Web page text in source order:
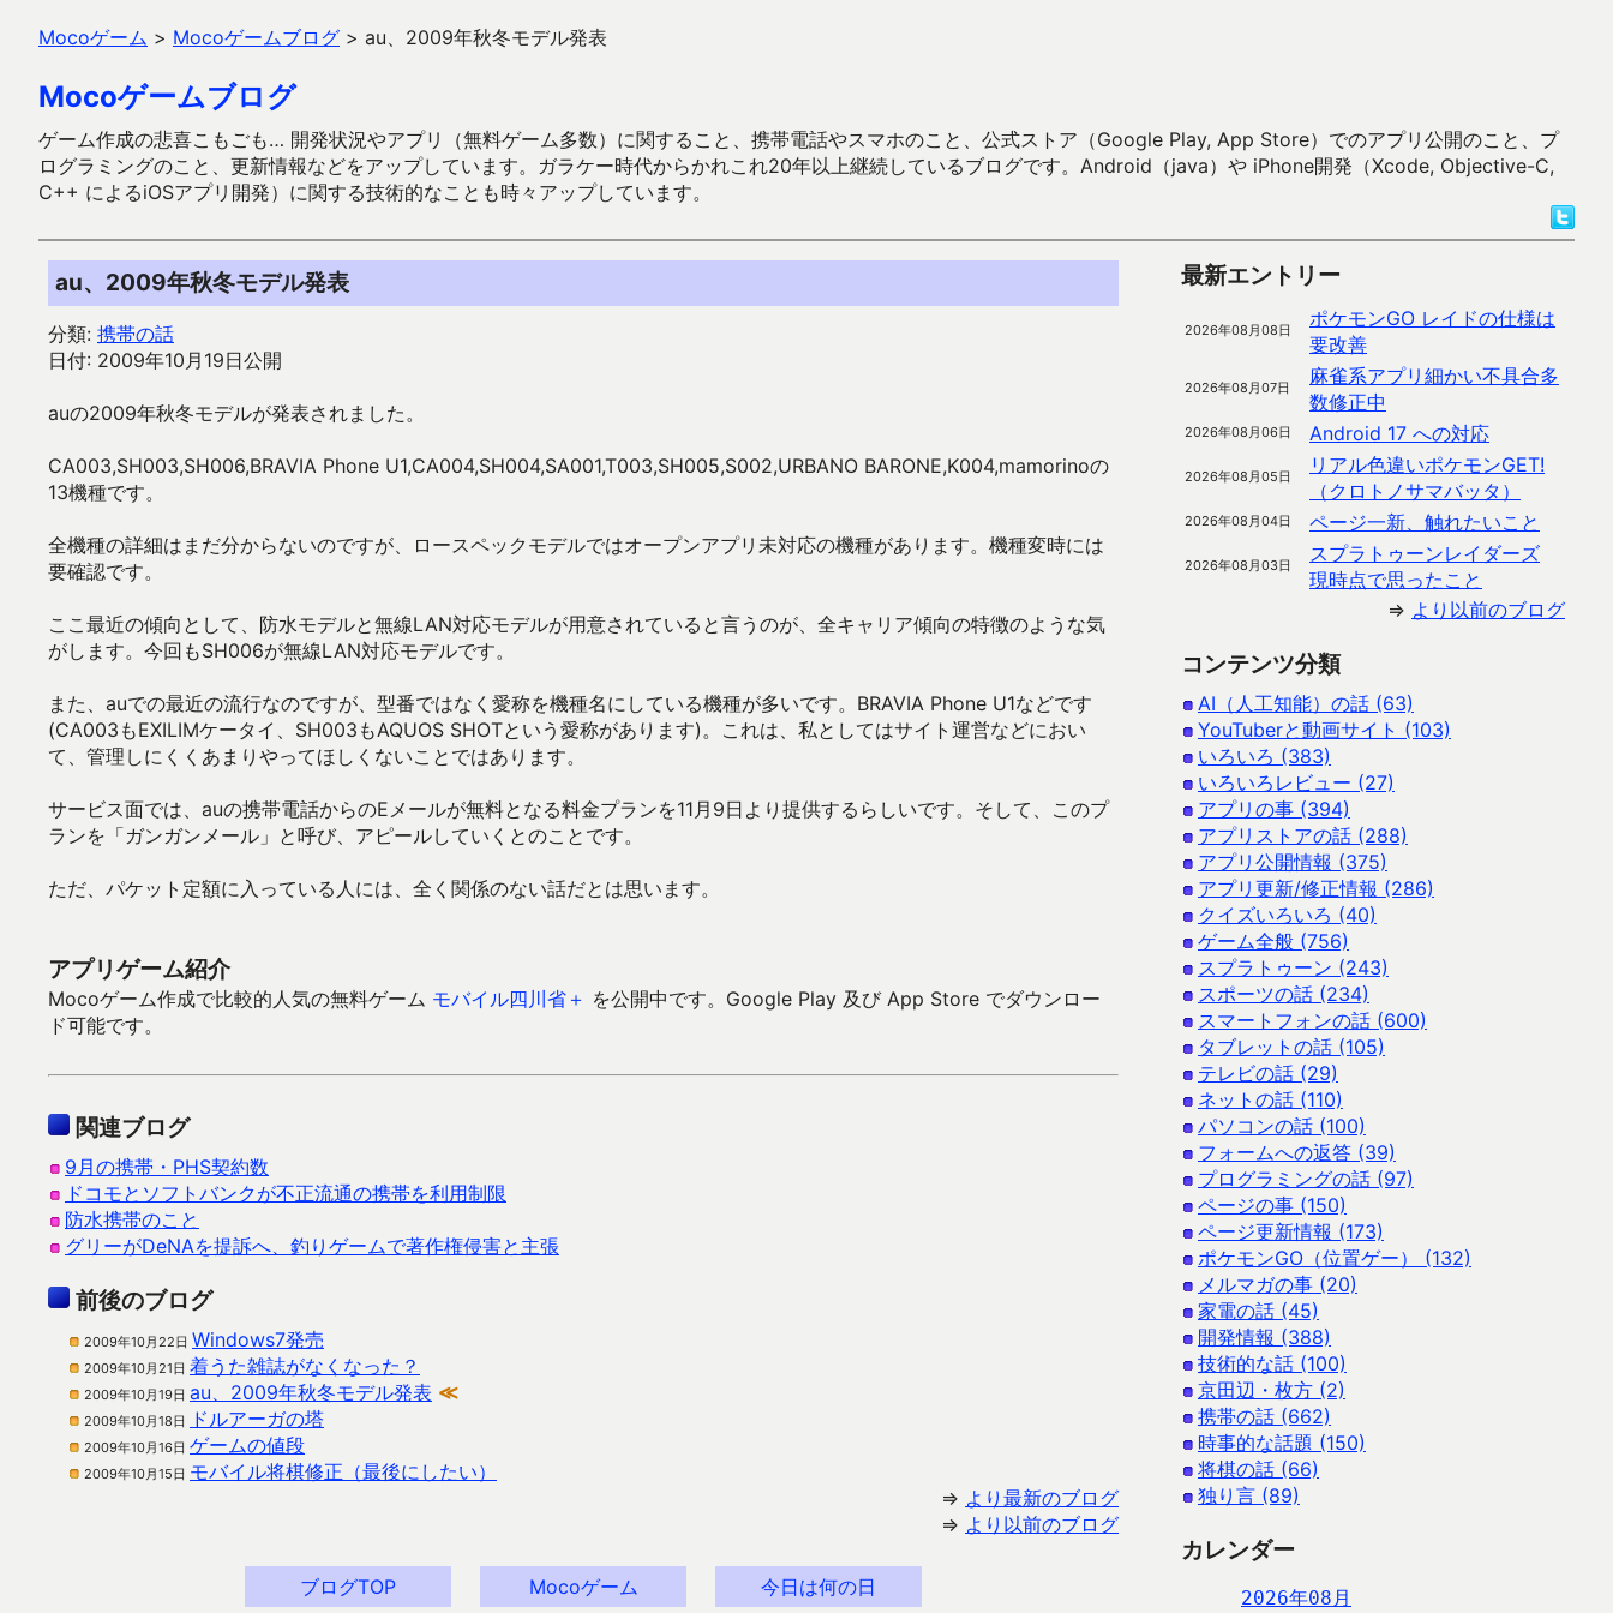
Mocoゲーム > Mocoゲームブログ > au、2009年秋冬モデル発表
Mocoゲームブログ
ゲーム作成の悲喜こもごも… 開発状況やアプリ（無料ゲーム多数）に関すること、携帯電話やスマホのこと、公式ストア（Google Play, App Store）でのアプリ公開のこと、プ
ログラミングのこと、更新情報などをアップしています。ガラケー時代からかれこれ20年以上継続しているブログです。Android（java）や iPhone開発（Xcode, Objective-C,
C++ によるiOSアプリ開発）に関する技術的なことも時々アップしています。
au、2009年秋冬モデル発表
分類: 携帯の話
日付: 2009年10月19日公開
auの2009年秋冬モデルが発表されました。
CA003,SH003,SH006,BRAVIA Phone U1,CA004,SH004,SA001,T003,SH005,S002,URBANO BARONE,K004,mamorinoの
13機種です。
全機種の詳細はまだ分からないのですが、ロースペックモデルではオープンアプリ未対応の機種があります。機種変時には
要確認です。
ここ最近の傾向として、防水モデルと無線LAN対応モデルが用意されていると言うのが、全キャリア傾向の特徴のような気
がします。今回もSH006が無線LAN対応モデルです。
また、auでの最近の流行なのですが、型番ではなく愛称を機種名にしている機種が多いです。BRAVIA Phone U1などです
(CA003もEXILIMケータイ、SH003もAQUOS SHOTという愛称があります)。これは、私としてはサイト運営などにおい
て、管理しにくくあまりやってほしくないことではあります。
サービス面では、auの携帯電話からのEメールが無料となる料金プランを11月9日より提供するらしいです。そして、このプ
ランを「ガンガンメール」と呼び、アピールしていくとのことです。
ただ、パケット定額に入っている人には、全く関係のない話だとは思います。
アプリゲーム紹介
Mocoゲーム作成で比較的人気の無料ゲーム モバイル四川省＋ を公開中です。Google Play 及び App Store でダウンロー
ド可能です。
関連ブログ
9月の携帯・PHS契約数
ドコモとソフトバンクが不正流通の携帯を利用制限
防水携帯のこと
グリーがDeNAを提訴へ、釣りゲームで著作権侵害と主張
前後のブログ
2009年10月22日 Windows7発売
2009年10月21日 着うた雑誌がなくなった？
2009年10月19日 au、2009年秋冬モデル発表 ≪
2009年10月18日 ドルアーガの塔
2009年10月16日 ゲームの値段
2009年10月15日 モバイル将棋修正（最後にしたい）
⇒ より最新のブログ
⇒ より以前のブログ
ブログTOP Mocoゲーム 今日は何の日
最新エントリー
2026年08月08日
ポケモンGO レイドの仕様は
要改善
2026年08月07日
麻雀系アプリ細かい不具合多
数修正中
2026年08月06日 Android 17 への対応
2026年08月05日
リアル色違いポケモンGET!
（クロトノサマバッタ）
2026年08月04日 ページ一新、触れたいこと
2026年08月03日
スプラトゥーンレイダーズ
現時点で思ったこと
⇒ より以前のブログ
コンテンツ分類
AI（人工知能）の話 (63)
YouTuberと動画サイト (103)
いろいろ (383)
いろいろレビュー (27)
アプリの事 (394)
アプリストアの話 (288)
アプリ公開情報 (375)
アプリ更新/修正情報 (286)
クイズいろいろ (40)
ゲーム全般 (756)
スプラトゥーン (243)
スポーツの話 (234)
スマートフォンの話 (600)
タブレットの話 (105)
テレビの話 (29)
ネットの話 (110)
パソコンの話 (100)
フォームへの返答 (39)
プログラミングの話 (97)
ページの事 (150)
ページ更新情報 (173)
ポケモンGO（位置ゲー） (132)
メルマガの事 (20)
家電の話 (45)
開発情報 (388)
技術的な話 (100)
京田辺・枚方 (2)
携帯の話 (662)
時事的な話題 (150)
将棋の話 (66)
独り言 (89)
カレンダー
2026年08月